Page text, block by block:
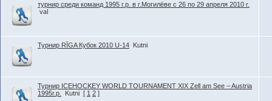
турнир среди команд 1995 г.р. в г.Могилёве с 26 по 29 апреля 2010 г.
val
Турнир RĪGA Кубок 2010 U-14 Kutni
Турнир ICEHOCKEY WORLD TOURNAMENT XIX Zell am See – Austria
1995г.р.
Kutni [ 1 2 ]